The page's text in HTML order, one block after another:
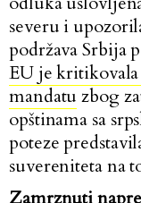
severu i
podržava Srbija
EU je
mandatu zbog
opštinama sa
poteze
suvereniteta na
Zamrznuti